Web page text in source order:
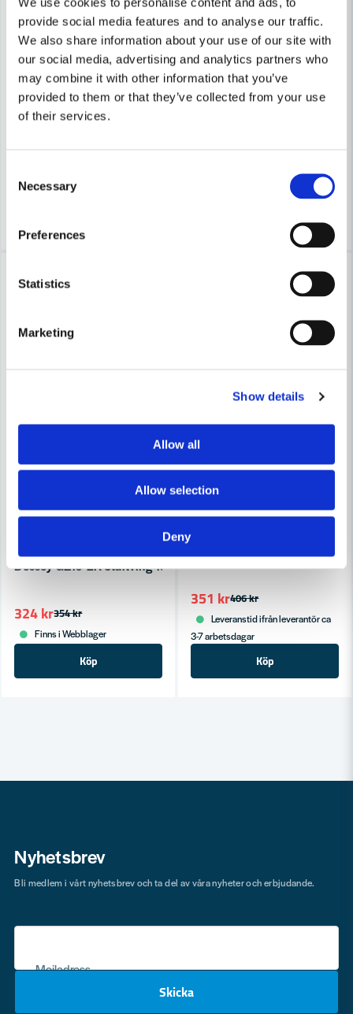
provide social media features and to analyse our traffic.
We also share information about your use of our site with
our social media, advertising and analytics partners who
may combine it with other information that you’ve
provided to them or that they’ve collected from your use
of their services.
Selection
Necessary
Preferences
Statistics
Marketing
Show details
Allow all
Allow selection
Deny
BESSEY TOOLS
Bessey KREV Parallelltving REVO KREV
Finns i Webblager
BESSEY TOOLS
Bessey GZ16-2K Ståltving 160mm
354 kr
324 kr
Finns i Webblager
Köp
Bessey GZK Helsmidd
406 kr
351 kr
Leveranstid ifrån leverantör ca
3-7 arbetsdagar
Köp
Nyhetsbrev
Mejladress
Skicka
Bli medlem i vårt nyhetsbrev och ta del av våra nyheter och erbjudande.